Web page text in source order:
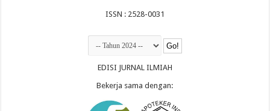
ISSN : 2528-0031
EDISI JURNAL ILMIAH
Bekerja sama dengan: